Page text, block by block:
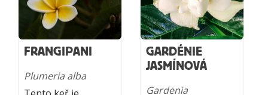
FRANGIPANI
Plumeria alba
GARDÉNIE
JASMÍNOVÁ
Gardenia